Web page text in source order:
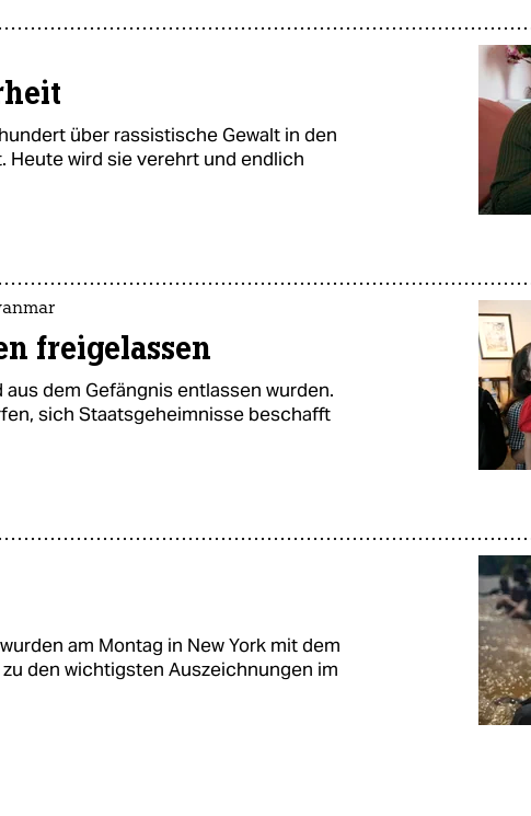
über rassistische Gewalt in den
Heute wird sie verehrt und endlich
freigelassen
aus dem Gefängnis entlassen wurden.
sich Staatsgeheimnisse beschafft
am Montag in New York mit dem
den wichtigsten Auszeichnungen im